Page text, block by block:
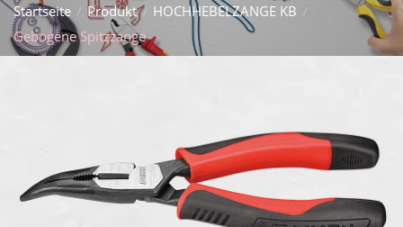
Startseite Produkt
HOCHHEBELZANGE KB
Gebogene Spitzzange